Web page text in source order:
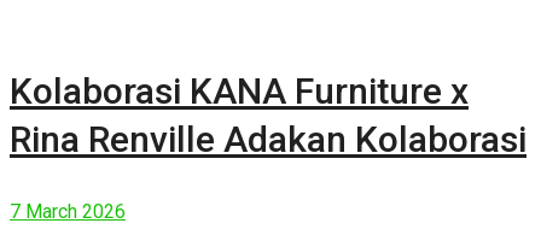
Kolaborasi KANA Furniture x
Rina Renville Adakan Kolaborasi
7 March 2026